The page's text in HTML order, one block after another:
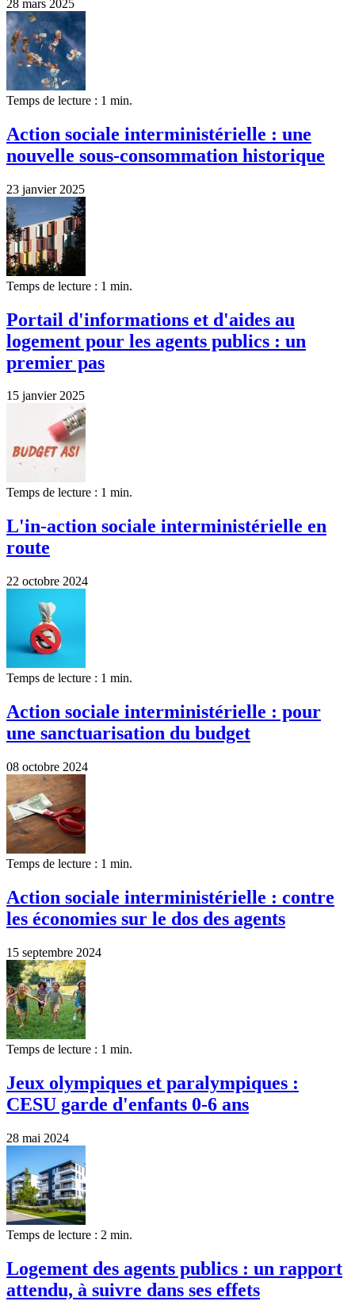
28 mars 2025
Temps de lecture : 1 min.
Action sociale interministérielle : une
nouvelle sous-consommation historique
23 janvier 2025
Temps de lecture : 1 min.
Portail d'informations et d'aides au
logement pour les agents publics : un
premier pas
15 janvier 2025
Temps de lecture : 1 min.
L'in-action sociale interministérielle en
route
22 octobre 2024
Temps de lecture : 1 min.
Action sociale interministérielle : pour
une sanctuarisation du budget
08 octobre 2024
Temps de lecture : 1 min.
Action sociale interministérielle : contre
les économies sur le dos des agents
15 septembre 2024
Temps de lecture : 1 min.
Jeux olympiques et paralympiques :
CESU garde d'enfants 0-6 ans
28 mai 2024
Temps de lecture : 2 min.
Logement des agents publics : un rapport
attendu, à suivre dans ses effets